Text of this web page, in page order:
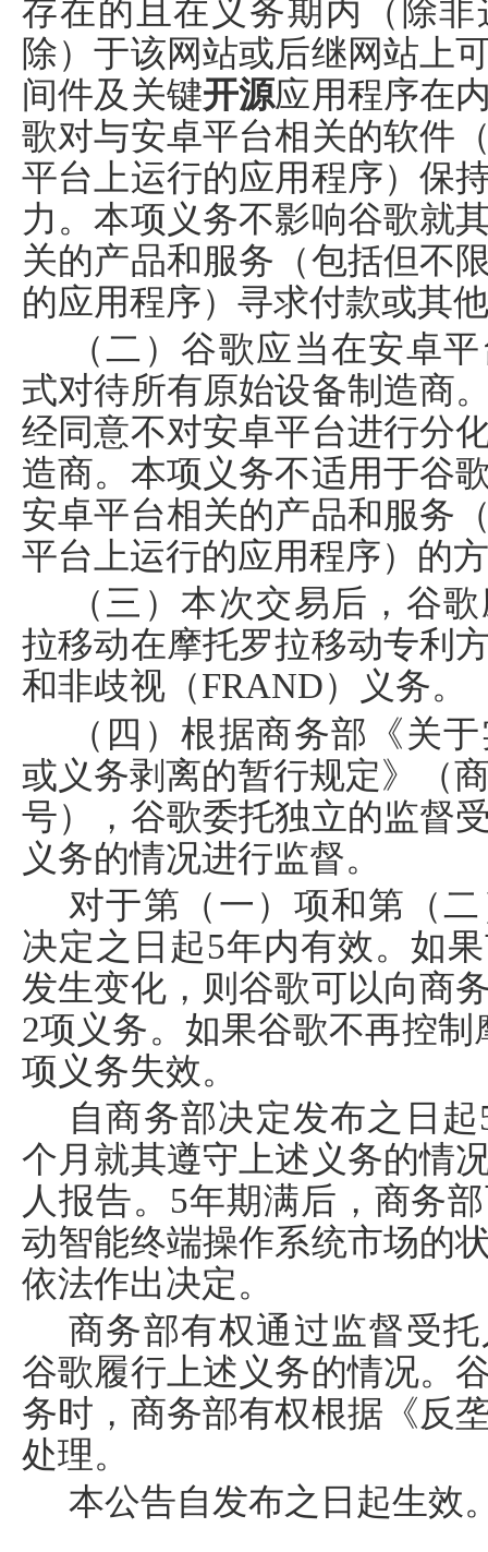
存在的且在义务期内（除
除）于该网站或后继网站上
间件及关键开源应用程序在
歌对与安卓平台相关的软件
平台上运行的应用程序）保
力。本项义务不影响谷歌就
关的产品和服务（包括但不
的应用程序）寻求付款或其
（二）谷歌应当在安卓
式对待所有原始设备制造商
经同意不对安卓平台进行分
造商。本项义务不适用于谷
安卓平台相关的产品和服务
平台上运行的应用程序）的
（三）本次交易后，谷
拉移动在摩托罗拉移动专利
和非歧视（FRAND）义务。
（四）根据商务部《关
或义务剥离的暂行规定》（
号），谷歌委托独立的监督
义务的情况进行监督。
对于第（一）项和第（
决定之日起5年内有效。如
发生变化，则谷歌可以向商
2项义务。如果谷歌不再控
项义务失效。
自商务部决定发布之日起
个月就其遵守上述义务的情
人报告。 5年期满后，商务
动智能终端操作系统市场的
依法作出决定。
商务部有权通过监督受
谷歌履行上述义务的情况。
务时，商务部有权根据《反
处理。
本公告自发布之日起生效